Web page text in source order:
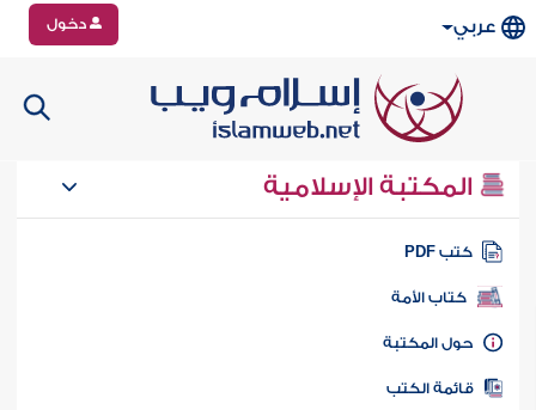
عربي دخول
المكتبة الإسلامية
كتب PDF
كتاب الأمة
المكتبة